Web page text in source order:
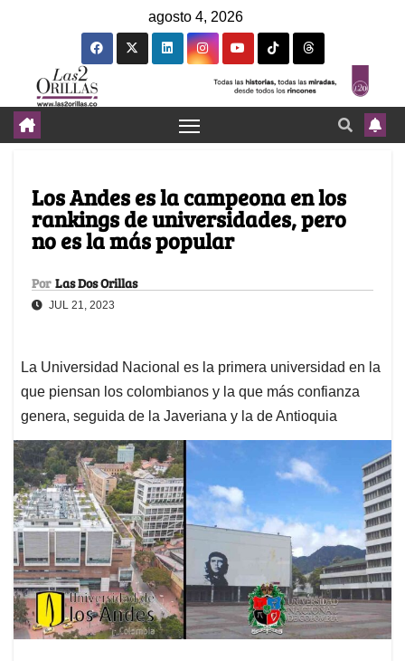
agosto 4, 2026
Los Andes es la campeona en los
rankings de universidades, pero
no es la más popular
Por Las Dos Orillas
JUL 21, 2023
La Universidad Nacional es la primera universidad en la
que piensan los colombianos y la que más confianza
genera, seguida de la Javeriana y la de Antioquia